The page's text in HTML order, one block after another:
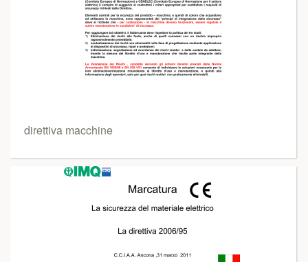
direttiva macchine